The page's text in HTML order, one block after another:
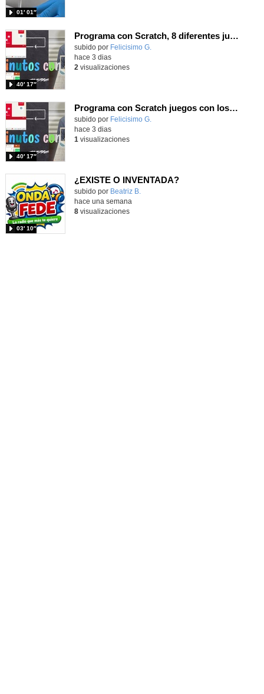
01′ 01″
Programa con Scratch, 8 diferentes juegos para vivir la emoción de los partidos de España en el mundial 2026
Contenido educativo.
subido por Felicisimo G.
40′ 17″
hace 3 dias
2 visualizaciones
Programa con Scratch juegos con los partidos del mundial 2026 ganados por España
Contenido educativo.
subido por Felicisimo G.
40′ 17″
hace 3 dias
1 visualizaciones
¿EXISTE O INVENTADA?
Contenido educativo.
subido por Beatriz B.
03′ 10″
hace una semana
8visualizaciones